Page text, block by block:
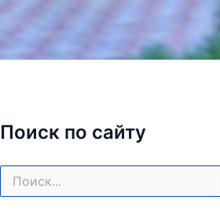
записям
Поиск по сайту